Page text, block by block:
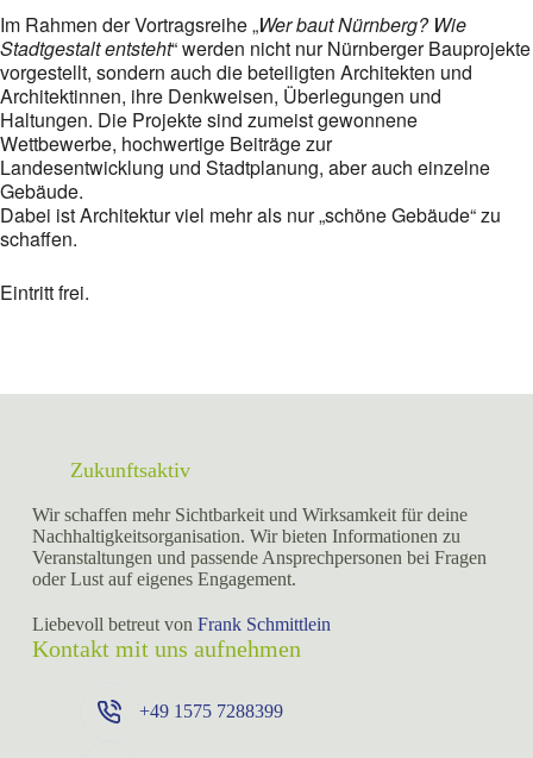
Im Rahmen der Vortragsreihe „Wer baut Nürnberg? Wie
Stadtgestalt entsteht“ werden nicht nur Nürnberger Bauprojekte
vorgestellt, sondern auch die beteiligten Architekten und
Architektinnen, ihre Denkweisen, Überlegungen und
Haltungen. Die Projekte sind zumeist gewonnene
Wettbewerbe, hochwertige Beiträge zur
Landesentwicklung und Stadtplanung, aber auch einzelne
Gebäude.
Dabei ist Architektur viel mehr als nur „schöne Gebäude“ zu
schaffen.
Eintritt frei.
Zukunftsaktiv
Wir schaffen mehr Sichtbarkeit und Wirksamkeit für deine
Nachhaltigkeitsorganisation. Wir bieten Informationen zu
Veranstaltungen und passende Ansprechpersonen bei Fragen
oder Lust auf eigenes Engagement.
Liebevoll betreut von Frank Schmittlein
Kontakt mit uns aufnehmen
+49 ⁨1575 7288399⁩